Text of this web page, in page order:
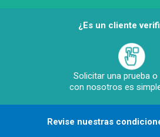
¿Es un cliente
Solicitar una prueba
con nosotros es
Revise nuestras